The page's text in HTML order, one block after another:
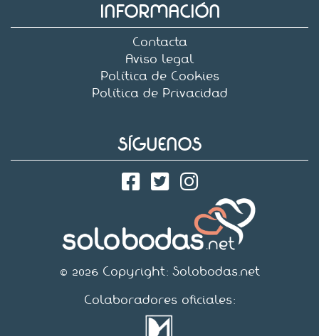
INFORMACIÓN
Contacta
Aviso legal
Política de Cookies
Política de Privacidad
SÍGUENOS
© 2026 Copyright: Solobodas.net
Colaboradores oficiales: